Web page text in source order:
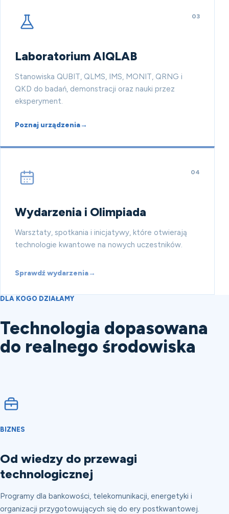
03
Laboratorium AIQLAB
Stanowiska QUBIT, QLMS, IMS, MONIT, QRNG i
QKD do badań, demonstracji oraz nauki przez
eksperyment.
Poznaj urządzenia→
04
Wydarzenia i Olimpiada
Warsztaty, spotkania i inicjatywy, które otwierają
technologie kwantowe na nowych uczestników.
Sprawdź wydarzenia→
DLA KOGO DZIAŁAMY
Technologia dopasowana
do realnego środowiska
BIZNES
Od wiedzy do przewagi
technologicznej
Programy dla bankowości, telekomunikacji, energetyki i
organizacji przygotowujących się do ery postkwantowej.